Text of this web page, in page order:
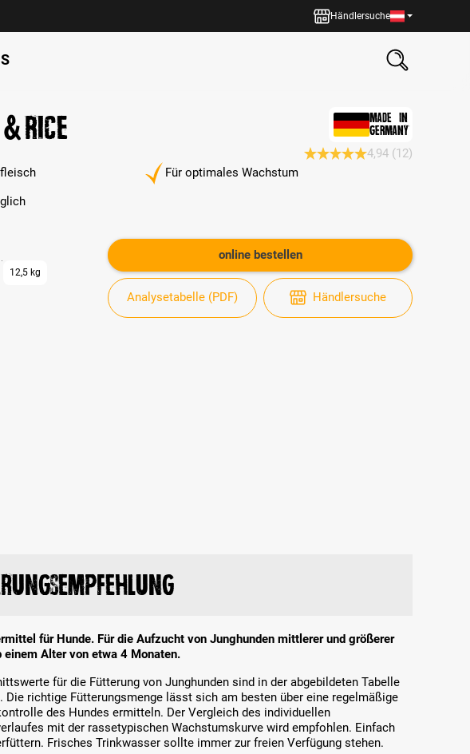
Händlersuche
Rice
MADE IN
GERMANY
4,94 (12)
Für optimales Wachstum
12,5 kg
online bestellen
Analysetabelle (PDF) Händlersuche
für Hunde. Für die Aufzucht von Junghunden mittlerer und größerer
einem Alter von etwa 4 Monaten.
für die Fütterung von Junghunden sind in der abgebildeten Tabelle
Die richtige Fütterungsmenge lässt sich am besten über eine regelmäßige
des Hundes ermitteln. Der Vergleich des individuellen
mit der rassetypischen Wachstumskurve wird empfohlen. Einfach
Frisches Trinkwasser sollte immer zur freien Verfügung stehen.